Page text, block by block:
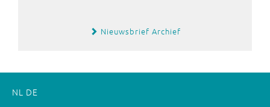
Nieuwsbrief Archief
NL DE